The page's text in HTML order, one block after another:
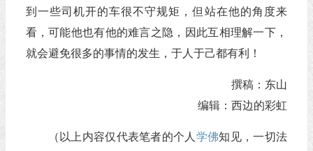
到一些司机开的车很不守规矩，但站在他的角度来
看，可能他也有他的难言之隐，因此互相理解一下，
就会避免很多的事情的发生，于人于己都有利！
撰稿：东山
编辑：西边的彩虹
（以上内容仅代表笔者的个人 学佛知见，一切法